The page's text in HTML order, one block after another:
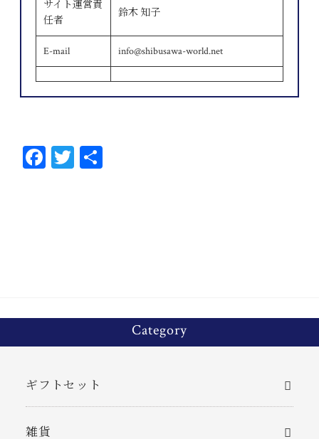
サイト運営責
任者
鈴木 知子
E-mail info@shibusawa-world.net
Fa T
Category
ギフトセット
雑貨